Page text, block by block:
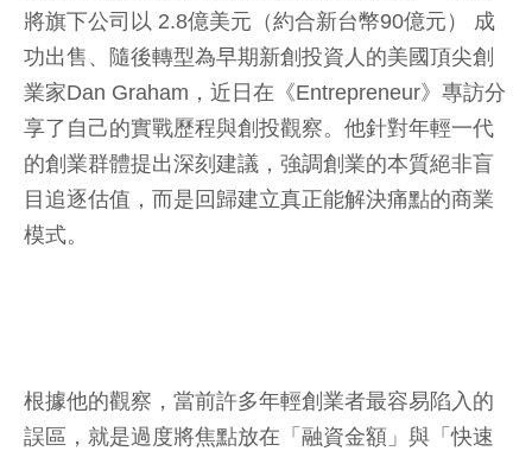
將旗下公司以 2.8億美元（約合新台幣90億元） 成
功出售、隨後轉型為早期新創投資人的美國頂尖創
業家Dan Graham，近日在《Entrepreneur》專訪分
享了自己的實戰歷程與創投觀察。他針對年輕一代
的創業群體提出深刻建議，強調創業的本質絕非盲
目追逐估值，而是回歸建立真正能解決痛點的商業
模式。
根據他的觀察，當前許多年輕創業者最容易陷入的
誤區，就是過度將焦點放在「融資金額」與「快速